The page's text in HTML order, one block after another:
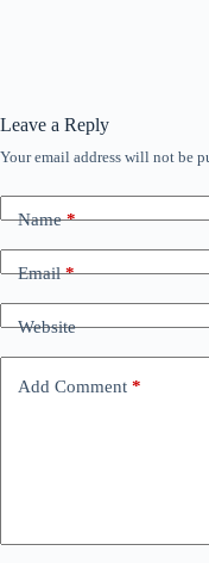
Leave a Reply
Your email address will not be
Name*
Email*
Website
Add Comment *